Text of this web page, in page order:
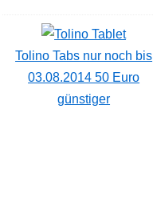
Tolino Tabs nur noch bis
03.08.2014 50 Euro
günstiger